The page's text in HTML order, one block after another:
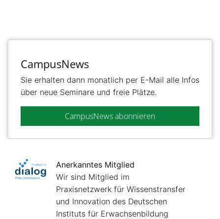
CampusNews
Sie erhalten dann monatlich per E-Mail alle Infos
über neue Seminare und freie Plätze.
CampusNews abonnieren
Anerkanntes Mitglied
Wir sind Mitglied im
Praxisnetzwerk für Wissenstransfer
und Innovation des Deutschen
Instituts für Erwachsenbildung